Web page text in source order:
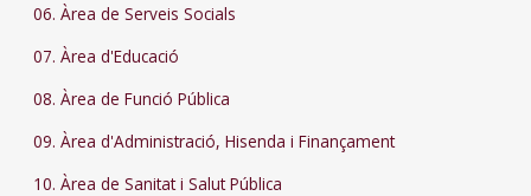
06. Àrea de Serveis Socials
07. Àrea d'Educació
08. Àrea de Funció Pública
09. Àrea d'Administració, Hisenda i Finançament
10. Àrea de Sanitat i Salut Pública